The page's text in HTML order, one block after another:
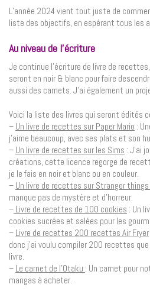
L’année 2024 vient tout juste de
liste des objectifs, en espérant tous les
Au niveau de l’écriture
Je continue l’écriture de livre de
seront en noir & blanc pour faire
aussi des carnets. J’ai également un
Voici la liste des livres qui seront édités
– Un livre de recettes sur Paper Mario :
j’aime beaucoup, avec ses plats et son
– Un livre de recettes sur les Sims : J’ai
créations, cette licence regorge de
je le fais en noir et blanc ou en couleur.
– Un livre de recettes sur Stranger things
manque pas de mystère et d’horreur.
– Livre de recettes de 100 cookies : Un
cookies sucrées et salées pour les
– Livre de recettes 200 recettes Air Fryer
donc j’ai voulu compiler 200 recettes
livre.
– Le carnet de l’Otaku : Un carnet pour
mangas à acheter.